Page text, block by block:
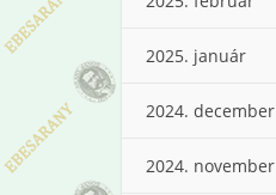
2025. január
2024. december
2024. november